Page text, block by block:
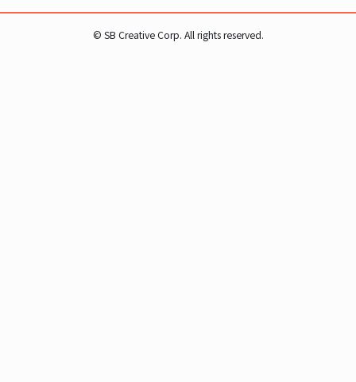
© SB Creative Corp. All rights reserved.